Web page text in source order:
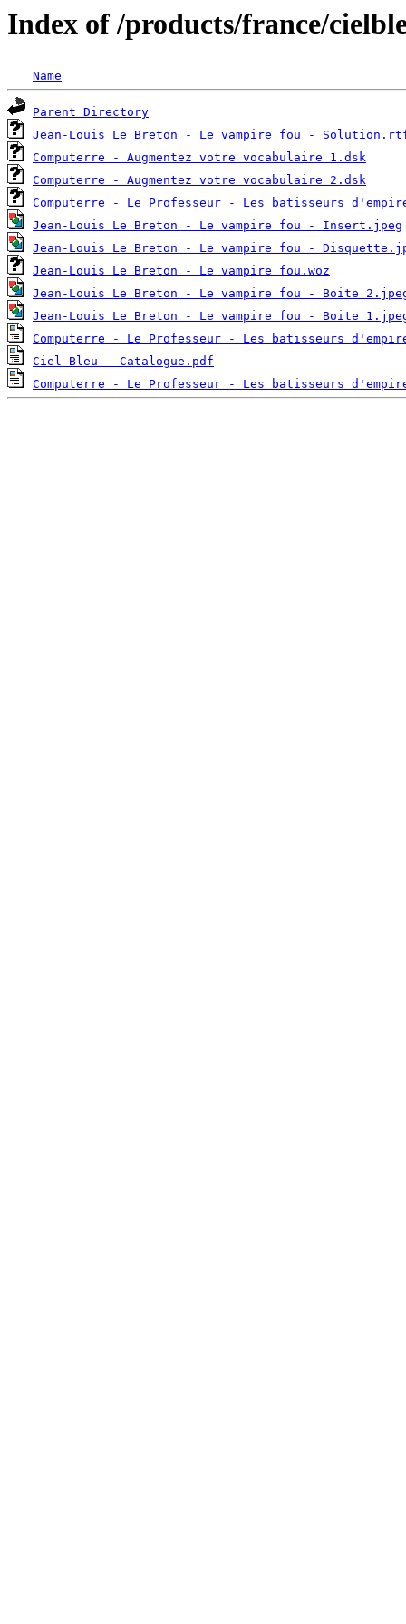
Index of /products/france/
Name
Parent Directory
Jean-Louis Le Breton - Le vampire fou -
Computerre - Augmentez votre vocabulaire 1.dsk
Computerre - Augmentez votre vocabulaire 2.dsk
Computerre - Le Professeur - Les batisseurs
Jean-Louis Le Breton - Le vampire fou - Insert.jpeg
Jean-Louis Le Breton - Le vampire fou -
Jean-Louis Le Breton - Le vampire fou.woz
Jean-Louis Le Breton - Le vampire fou - Boite
Jean-Louis Le Breton - Le vampire fou - Boite
Computerre - Le Professeur - Les batisseurs
Ciel Bleu - Catalogue.pdf
Computerre - Le Professeur - Les batisseurs